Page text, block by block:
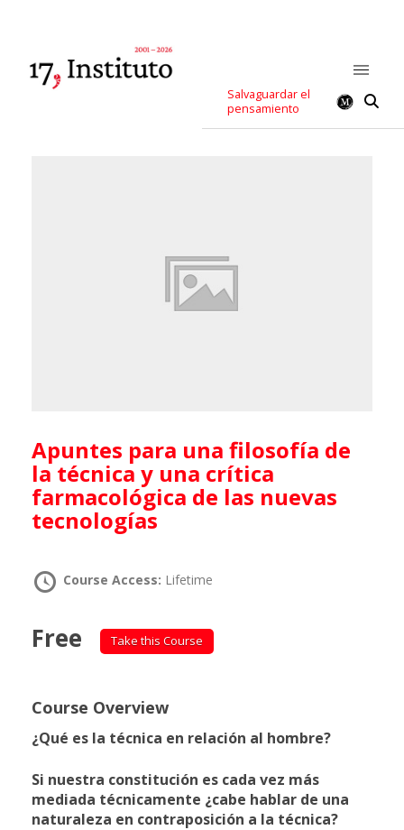
Salvaguardar el
pensamiento
Apuntes para una filosofía de
la técnica y una crítica
farmacológica de las nuevas
tecnologías
Course Access: Lifetime
Free Take this Course
Course Overview
¿Qué es la técnica en relación al hombre?
Si nuestra constitución es cada vez más
mediada técnicamente ¿cabe hablar de una
naturaleza en contraposición a la técnica?